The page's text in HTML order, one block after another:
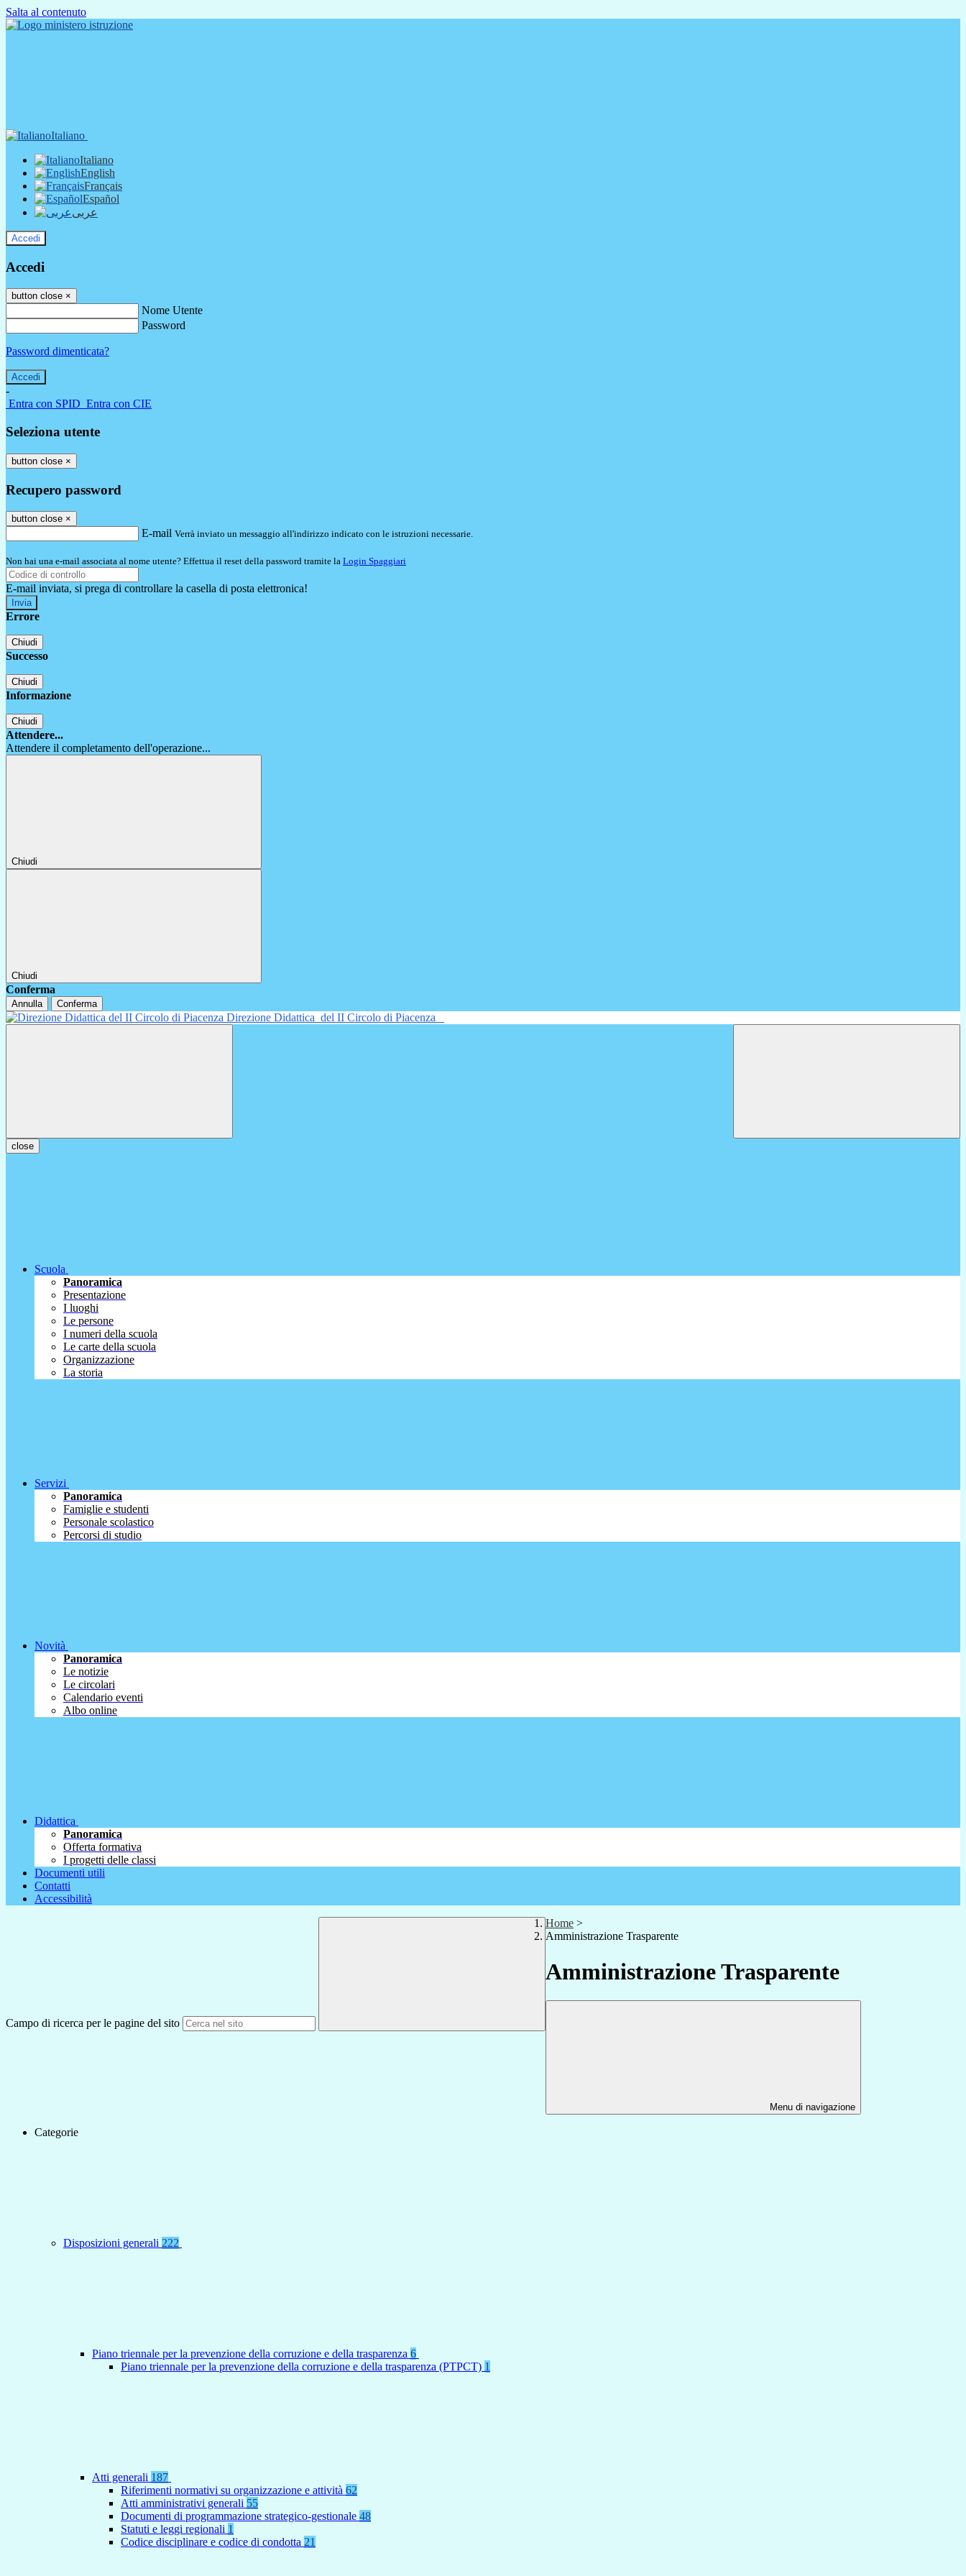
Salta al contenuto
Italiano
Italiano
English
Français
Español
عربى
Accedi
Accedi
button close ×
Nome Utente
Password
Password dimenticata?
-
Entra con SPID Entra con CIE
Seleziona utente
button close ×
Recupero password
button close ×
E-mail Verrà inviato un messaggio all'indirizzo indicato con le istruzioni necessarie.
Non hai una e-mail associata al nome utente? Effettua il reset della password tramite la Login Spaggiari
E-mail inviata, si prega di controllare la casella di posta elettronica!
Errore
Chiudi
Successo
Chiudi
Informazione
Chiudi
Attendere...
Attendere il completamento dell'operazione...
Chiudi
Chiudi
Conferma
Annulla Conferma
Direzione Didattica del II Circolo di Piacenza
close
Scuola
Panoramica
Presentazione
I luoghi
Le persone
I numeri della scuola
Le carte della scuola
Organizzazione
La storia
Servizi
Panoramica
Famiglie e studenti
Personale scolastico
Percorsi di studio
Novità
Panoramica
Le notizie
Le circolari
Calendario eventi
Albo online
Didattica
Panoramica
Offerta formativa
I progetti delle classi
Documenti utili
Contatti
Accessibilità
Campo di ricerca per le pagine del sito
Home >
Amministrazione Trasparente
Amministrazione Trasparente
Menu di navigazione
Categorie
Disposizioni generali 222
Piano triennale per la prevenzione della corruzione e della trasparenza 6
Piano triennale per la prevenzione della corruzione e della trasparenza (PTPCT) 1
Atti generali 187
Riferimenti normativi su organizzazione e attività 62
Atti amministrativi generali 55
Documenti di programmazione strategico-gestionale 48
Statuti e leggi regionali 1
Codice disciplinare e codice di condotta 21